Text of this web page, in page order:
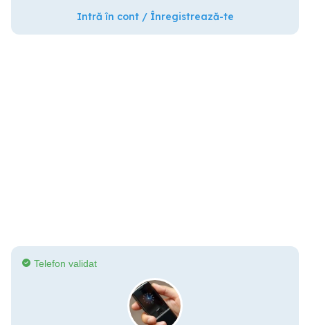
Intră în cont / Înregistrează-te
Telefon validat